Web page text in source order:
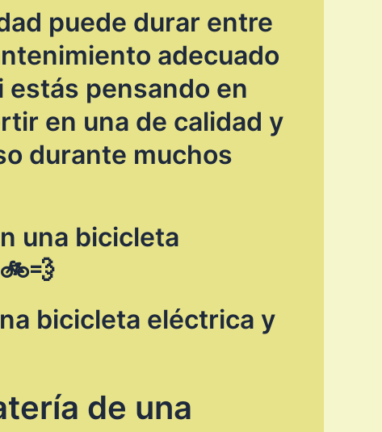
puede durar entre
adecuado
estás pensando en
en una de calidad y
durante muchos
una bicicleta
bicicleta eléctrica y
de una